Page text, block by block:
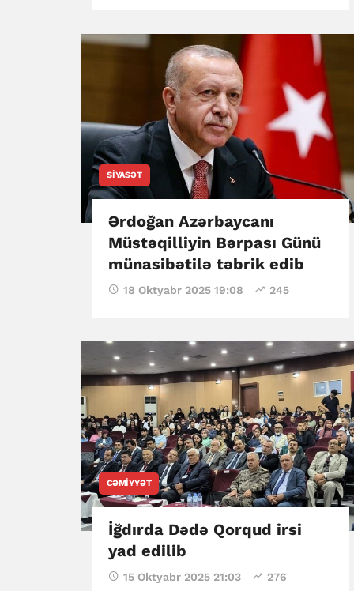
SIYASƏT
Ərdoğan Azərbaycanı
Müstəqilliyin Bərpası Günü
münasibətilə təbrik edib
18 Oktyabr 2025 19:08 245
CƏMIYYƏT
İğdırda Dədə Qorqud irsi
yad edilib
15 Oktyabr 2025 21:03 276